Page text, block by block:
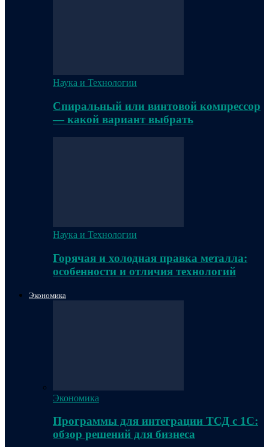
Наука и Технологии
Спиральный или винтовой компрессор
— какой вариант выбрать
Наука и Технологии
Горячая и холодная правка металла:
особенности и отличия технологий
Экономика
Экономика
Программы для интеграции ТСД с 1С:
обзор решений для бизнеса